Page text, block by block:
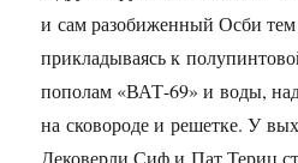
и сам разобиженный Осби
прикладываясь к
пополам «ВАТ-69» и воды,
на сковороде и решетке. У
Дековерли Сиф и Пат Териц